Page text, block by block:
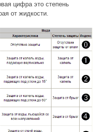
цифра это степень
от жидкости.